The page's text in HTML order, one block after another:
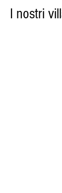
I nostri